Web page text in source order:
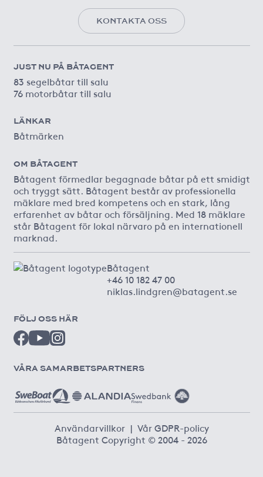
KONTAKTA OSS
JUST NU PÅ BÅTAGENT
83 segelbåtar till salu
76 motorbåtar till salu
LÄNKAR
Båtmärken
OM BÅTAGENT
Båtagent förmedlar begagnade båtar på ett smidigt
och tryggt sätt. Båtagent består av professionella
mäklare med bred kompetens och en stark, lång
erfarenhet av båtar och försäljning. Med 18 mäklare
står Båtagent för lokal närvaro på en internationell
marknad.
Båtagent
+46 10 182 47 00
niklas.lindgren@batagent.se
FÖLJ OSS HÄR
VÅRA SAMARBETSPARTNERS
Användarvillkor | Vår GDPR-policy
Båtagent Copyright © 2004 - 2026